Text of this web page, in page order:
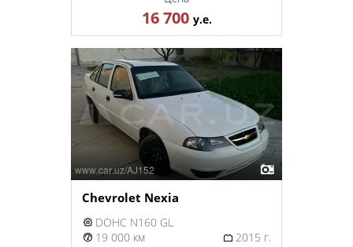
16 700 у.е.
Chevrolet Nexia
DOHC N160 GL
19 000 км
2015 г.